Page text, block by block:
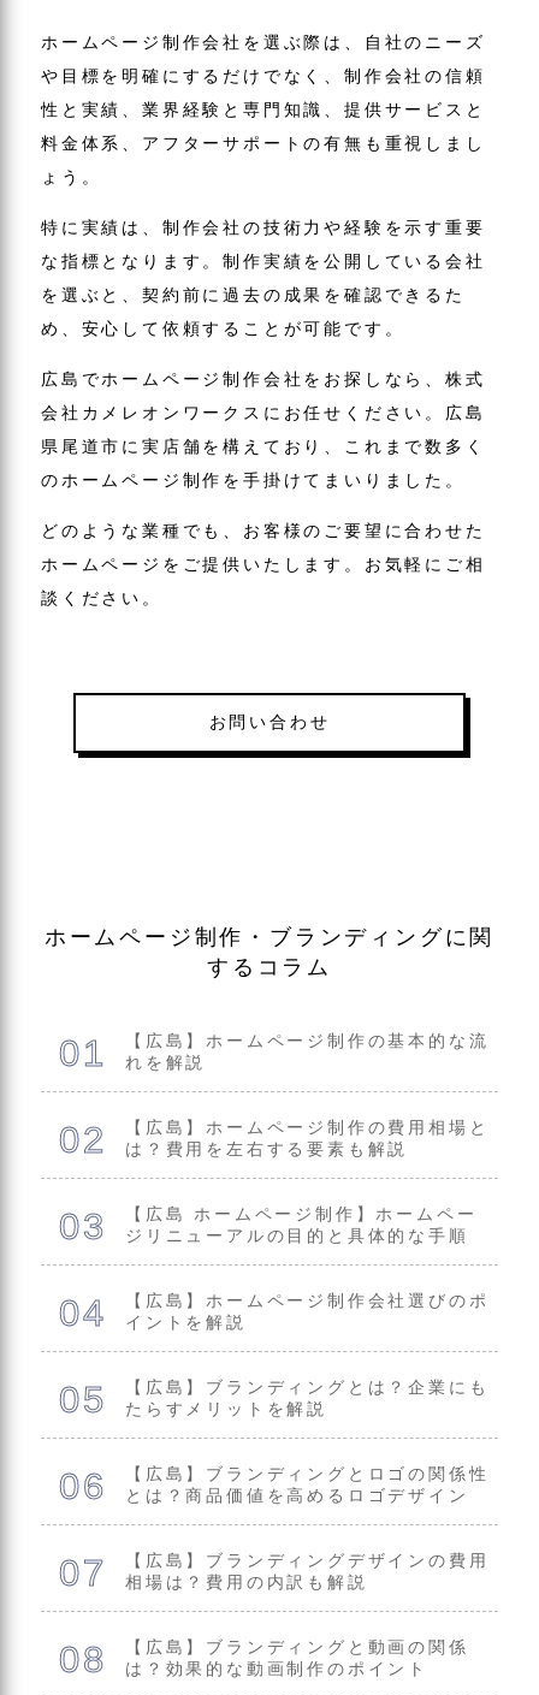
ホームページ制作会社を選ぶ際は、自社のニーズ
や目標を明確にするだけでなく、制作会社の信頼
性と実績、業界経験と専門知識、提供サービスと
料金体系、アフターサポートの有無も重視しまし
ょう。
特に実績は、制作会社の技術力や経験を示す重要
な指標となります。制作実績を公開している会社
を選ぶと、契約前に過去の成果を確認できるた
め、安心して依頼することが可能です。
広島でホームページ制作会社をお探しなら、株式
会社カメレオンワークスにお任せください。広島
県尾道市に実店舗を構えており、これまで数多く
のホームページ制作を手掛けてまいりました。
どのような業種でも、お客様のご要望に合わせた
ホームページをご提供いたします。お気軽にご相
談ください。
お問い合わせ
ホームページ制作・ブランディングに関
するコラム
【広島】ホームページ制作の基本的な流
れを解説
【広島】ホームページ制作の費用相場と
は？費用を左右する要素も解説
【広島 ホームページ制作】ホームペー
ジリニューアルの目的と具体的な手順
【広島】ホームページ制作会社選びのポ
イントを解説
【広島】ブランディングとは？企業にも
たらすメリットを解説
【広島】ブランディングとロゴの関係性
とは？商品価値を高めるロゴデザイン
【広島】ブランディングデザインの費用
相場は？費用の内訳も解説
【広島】ブランディングと動画の関係
は？効果的な動画制作のポイント